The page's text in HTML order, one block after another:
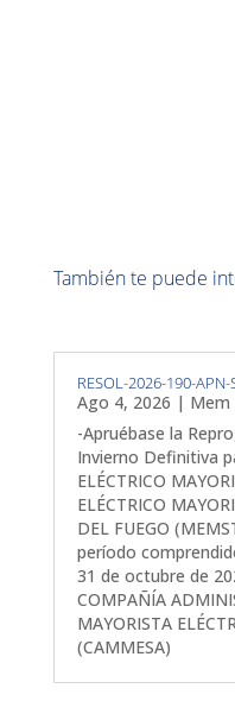
También te puede
RESOL-2026-190-APN-
Ago 4, 2026 | Mem
-Apruébase la
Invierno Definitiva
ELÉCTRICO
ELÉCTRICO
DEL FUEGO
período
31 de octubre de
COMPAÑÍA
MAYORISTA
(CAMMESA)